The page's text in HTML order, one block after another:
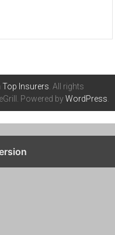
Insurers . All rights
Powered byWordPress